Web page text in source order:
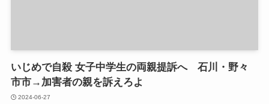
いじめで自殺 女子中学生の両親提訴へ 石川・野々
市市→加害者の親を訴えろよ
2024-06-27